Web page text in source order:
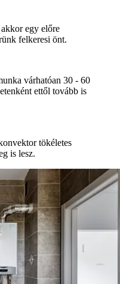
egy előre
felkeresi önt.
várhatóan 30 - 60
ettől tovább is
tökéletes
is lesz.